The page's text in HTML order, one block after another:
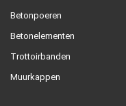
Betonpoeren
Betonelementen
Trottoirbanden
Muurkappen